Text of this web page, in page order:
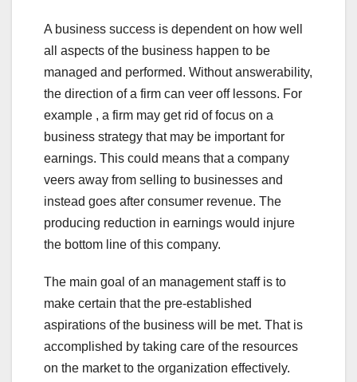
A business success is dependent on how well
all aspects of the business happen to be
managed and performed. Without answerability,
the direction of a firm can veer off lessons. For
example , a firm may get rid of focus on a
business strategy that may be important for
earnings. This could means that a company
veers away from selling to businesses and
instead goes after consumer revenue. The
producing reduction in earnings would injure
the bottom line of this company.
The main goal of an management staff is to
make certain that the pre-established
aspirations of the business will be met. That is
accomplished by taking care of the resources
on the market to the organization effectively.